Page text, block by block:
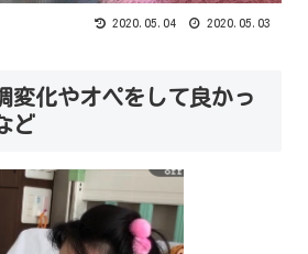
2020.05.04 2020.05.03
変化やオペをして良かっ
ど